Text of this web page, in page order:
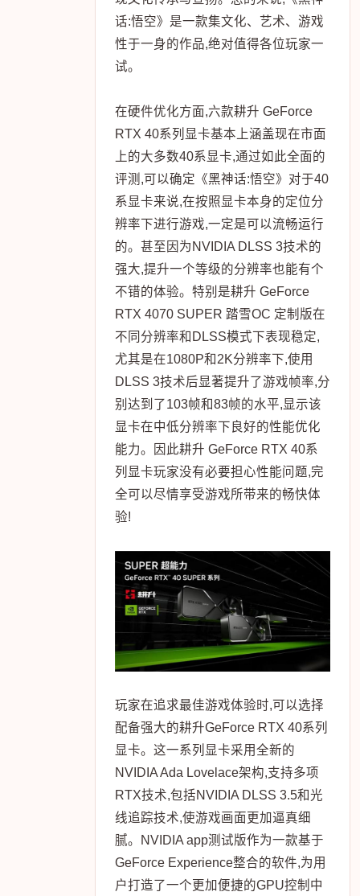
话:悟空》是一款集文化、艺术、游戏
性于一身的作品,绝对值得各位玩家一
试。
在硬件优化方面,六款耕升 GeForce
RTX 40系列显卡基本上涵盖现在市面
上的大多数40系显卡,通过如此全面的
评测,可以确定《黑神话:悟空》对于40
系显卡来说,在按照显卡本身的定位分
辨率下进行游戏,一定是可以流畅运行
的。甚至因为NVIDIA DLSS 3技术的
强大,提升一个等级的分辨率也能有个
不错的体验。特别是耕升 GeForce
RTX 4070 SUPER 踏雪OC 定制版在
不同分辨率和DLSS模式下表现稳定,
尤其是在1080P和2K分辨率下,使用
DLSS 3技术后显著提升了游戏帧率,分
别达到了103帧和83帧的水平,显示该
显卡在中低分辨率下良好的性能优化
能力。因此耕升 GeForce RTX 40系
列显卡玩家没有必要担心性能问题,完
全可以尽情享受游戏所带来的畅快体
验!
玩家在追求最佳游戏体验时,可以选择
配备强大的耕升GeForce RTX 40系列
显卡。这一系列显卡采用全新的
NVIDIA Ada Lovelace架构,支持多项
RTX技术,包括NVIDIA DLSS 3.5和光
线追踪技术,使游戏画面更加逼真细
腻。NVIDIA app测试版作为一款基于
GeForce Experience整合的软件,为用
户打造了一个更加便捷的GPU控制中